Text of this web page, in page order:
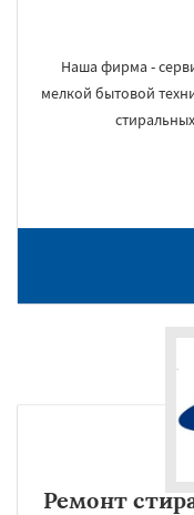
Наша фирма -
мелкой бытовой
Ремонт